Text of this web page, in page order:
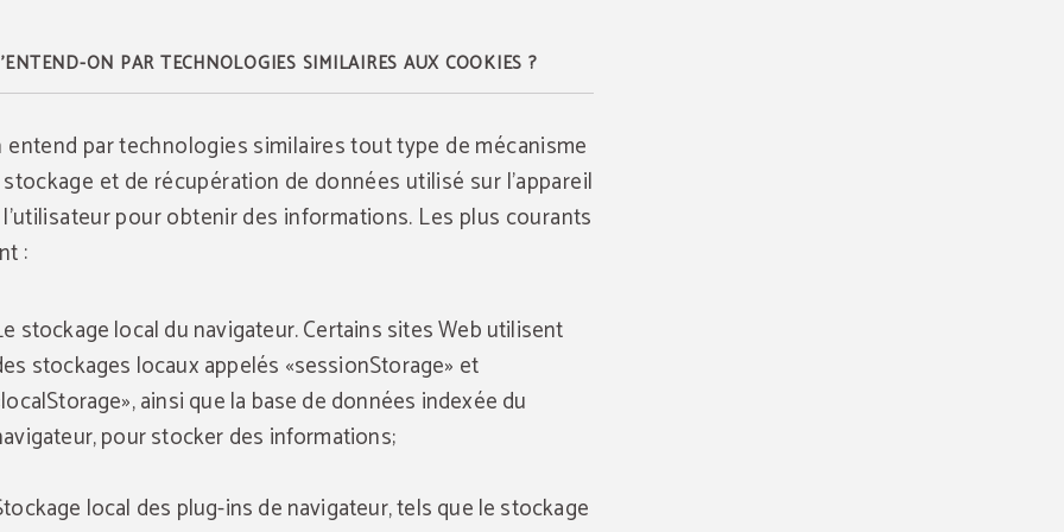
ON PAR TECHNOLOGIES SIMILAIRES AUX COOKIES ?
entend par technologies similaires tout type de mécanisme
et de récupération de données utilisé sur l'appareil
pour obtenir des informations. Les plus courants
:
stockage local du navigateur. Certains sites Web utilisent
stockages locaux appelés «sessionStorage» et
ainsi que la base de données indexée du
pour stocker des informations;
local des plug-ins de navigateur, tels que le stockage